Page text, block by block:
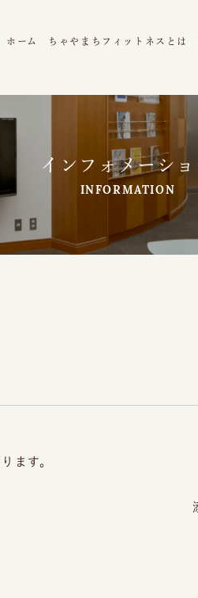
ホーム ちゃやまちフィットネスとは
インフォメーショ
INFORMATION
ます。